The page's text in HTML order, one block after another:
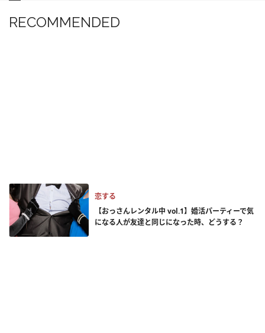
RECOMMENDED
恋する
【おっさんレンタル中 vol.1】婚活パーティーで気
になる人が友達と同じになった時、どうする？